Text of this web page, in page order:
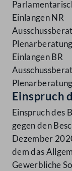
Einlangen NR
Einlangen BR
Einspruch
Einspruch des
gegen den
Dezember
dem das
Gewerbliche